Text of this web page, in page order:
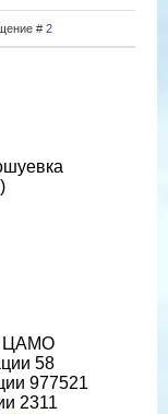
# 2
ЦАМО
58
977521
2311